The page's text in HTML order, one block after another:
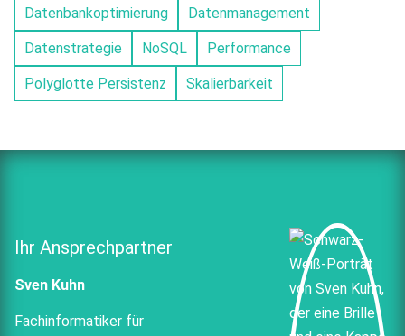
Datenbankoptimierung Datenmanagement
Datenstrategie NoSQL Performance
Polyglotte Persistenz Skalierbarkeit
Ihr Ansprechpartner
Sven Kuhn
Fachinformatiker für